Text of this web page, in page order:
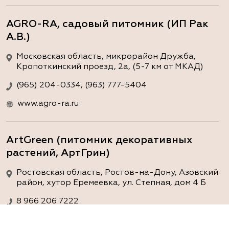
AGRO-RA, садовый питомник (ИП Рак
А.В.)
Московская область, микрорайон Дружба,
Кропоткинский проезд, 2а, (5-7 км от МКАД)
(965) 204-0334, (963) 777-5404
www.agro-ra.ru
ArtGreen (питомник декоративных
растений, АртГрин)
Ростовская область, Ростов-на-Дону, Азовский
район, хутор Еремеевка, ул. Степная, дом 4 Б
8 966 206 7222